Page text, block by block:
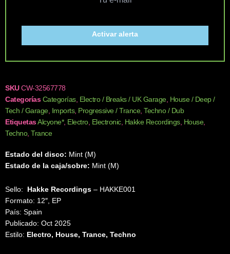
Activar alerta
SKUCW-32567778
Categorías Categorías, Electro / Breaks / UK Garage, House / Deep /
Tech / Garage, Imports, Progressive / Trance, Techno / Dub
EtiquetasAlcyone*, Electro, Electronic, Hakke Recordings, House,
Techno, Trance
Estado del disco: Mint (M)
Estado de la caja/sobre: Mint (M)
Sello: Hakke Recordings ‎– HAKKE001
Formato: 12″, EP
País: Spain
Publicado: Oct 2025
Estilo: Electro, House, Trance, Techno